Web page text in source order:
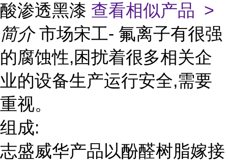
酸渗透黑漆 查看相似产品 >
简介 市场宋工- 氟离子有很强
的腐蚀性,困扰着很多相关企
业的设备生产运行安全,需要
重视。
组成:
志盛威华产品以酚醛树脂嫁接